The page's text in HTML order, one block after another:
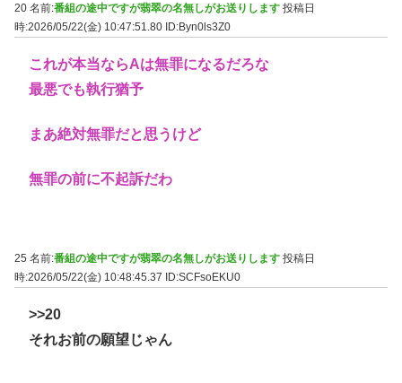
20 名前:番組の途中ですが翡翠の名無しがお送りします 投稿日
時:2026/05/22(金) 10:47:51.80 ID:Byn0ls3Z0
これが本当ならAは無罪になるだろな
最悪でも執行猶予
まあ絶対無罪だと思うけど
無罪の前に不起訴だわ
25 名前:番組の途中ですが翡翠の名無しがお送りします 投稿日
時:2026/05/22(金) 10:48:45.37
ID:SCFsoEKU0
>>20
それお前の願望じゃん